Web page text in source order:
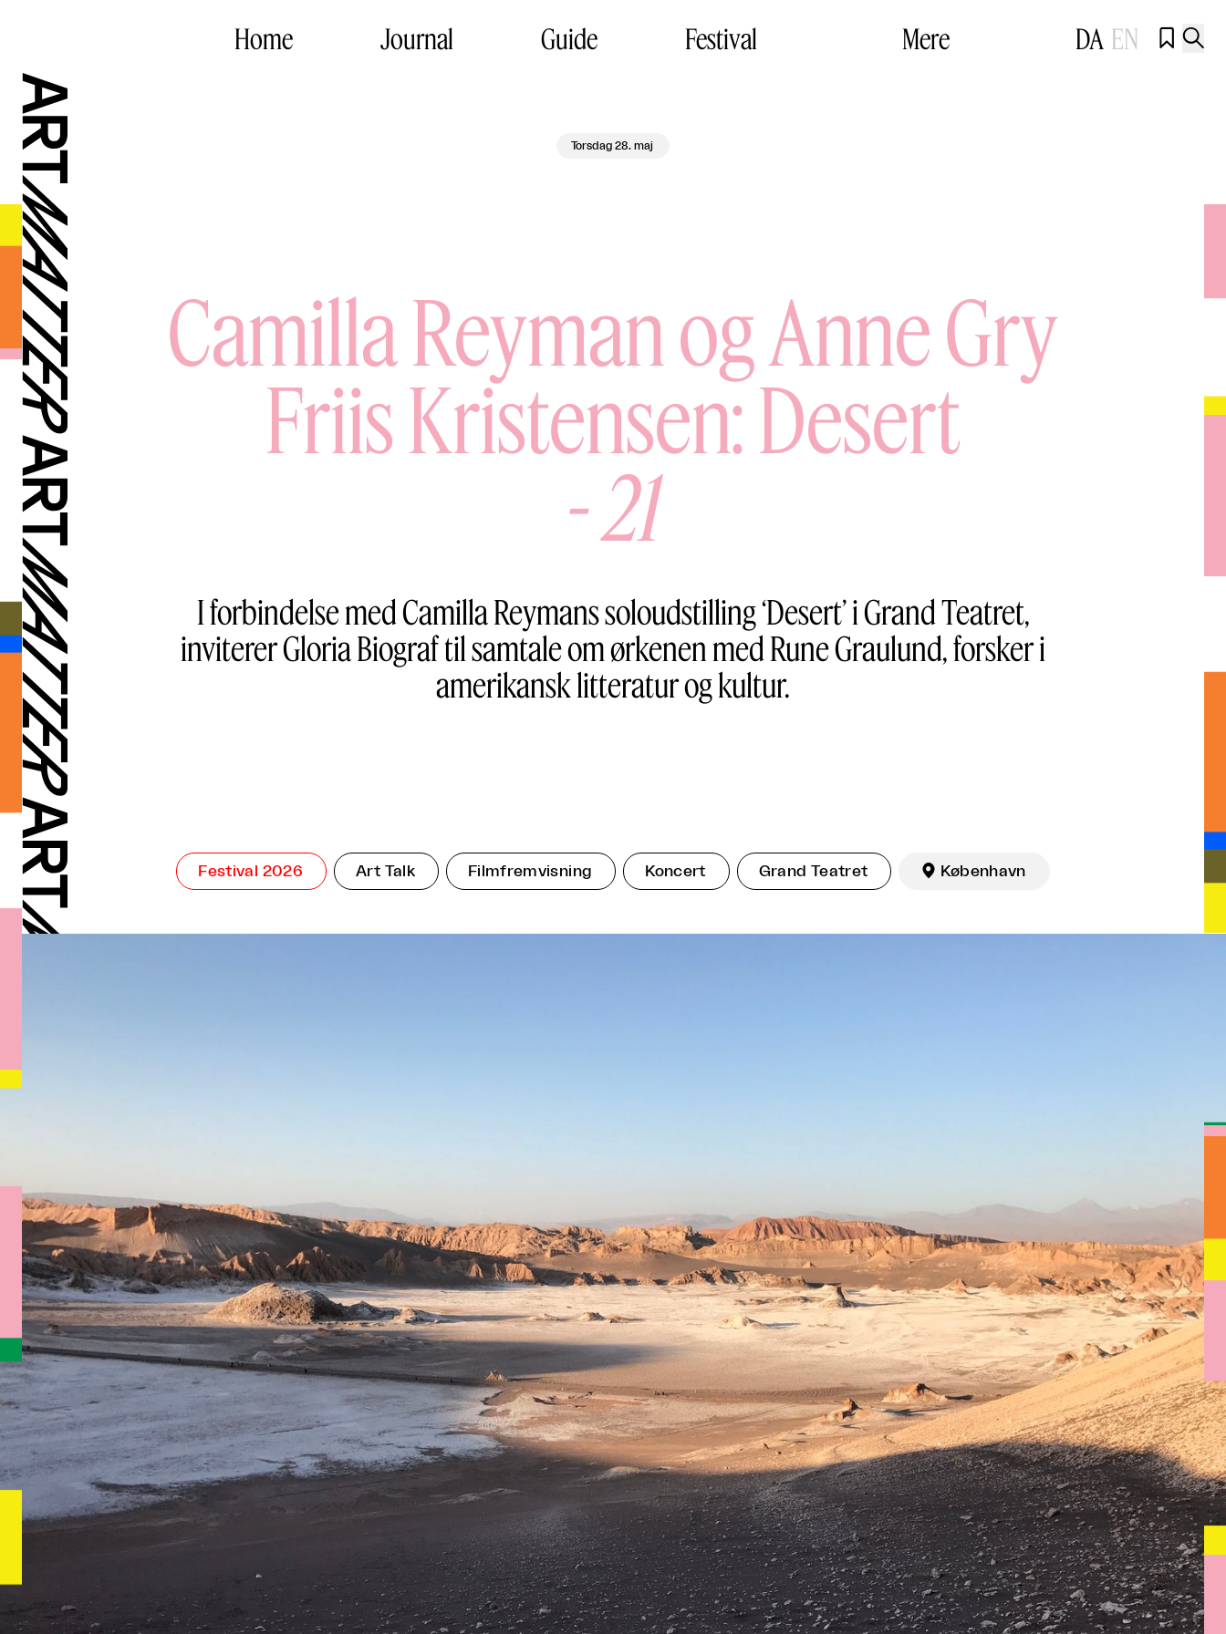
Home Journal Guide Festival Mere DA EN  
Torsdag 28. maj
Camilla Reyman og Anne Gry
Friis Kristensen: Desert
-21
I forbindelse med Camilla Reymans soloudstilling ‘Desert’ i Grand Teatret,
inviterer Gloria Biograf til samtale om ørkenen med Rune Graulund, forsker i
amerikansk litteratur og kultur.
Festival 2026 Art Talk Filmfremvisning Koncert Grand Teatret  København